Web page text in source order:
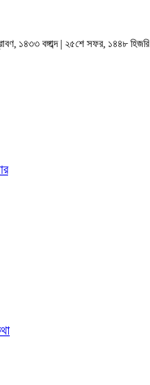
১৪৩৩ বঙ্গাব্দ | ২৫শে সফর, ১৪৪৮ হিজরি